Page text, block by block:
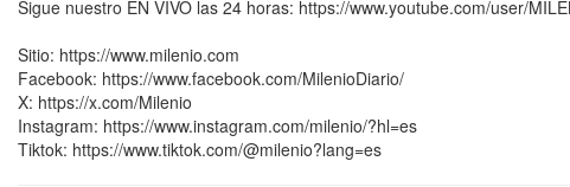
Sigue nuestro EN VIVO las 24 horas: https://www.youtube.com/user/
Sitio: https://www.milenio.com
Facebook: https://www.facebook.com/MilenioDiario/
X: https://x.com/Milenio
Instagram: https://www.instagram.com/milenio/?hl=es
Tiktok: https://www.tiktok.com/@milenio?lang=es